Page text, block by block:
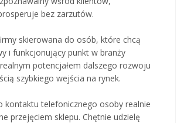
bez zarzutów.
skierowana do osób, które chcą
i funkcjonujący punkt w branży
potencjałem dalszego rozwoju
szybkiego wejścia na rynek.
kontaktu telefonicznego osoby realnie
przejęciem sklepu. Chętnie udzielę